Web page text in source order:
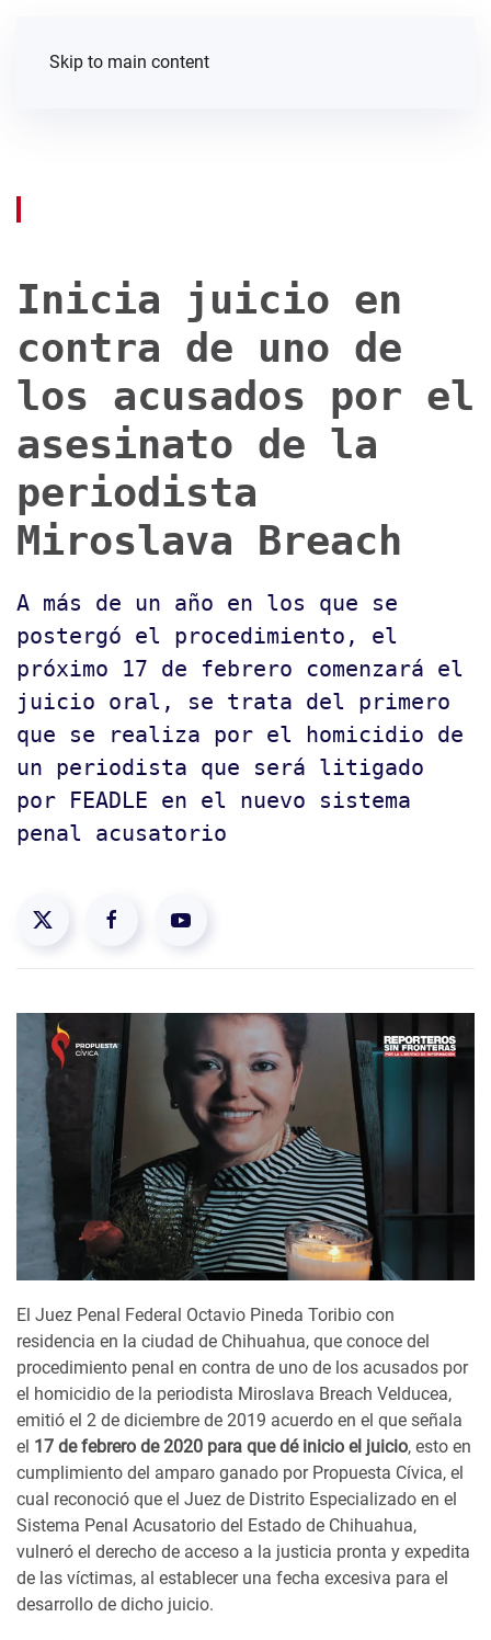
Skip to main content
Inicia juicio en
contra de uno de
los acusados por el
asesinato de la
periodista
Miroslava Breach
A más de un año en los que se
postergó el procedimiento, el
próximo 17 de febrero comenzará el
juicio oral, se trata del primero
que se realiza por el homicidio de
un periodista que será litigado
por FEADLE en el nuevo sistema
penal acusatorio
El Juez Penal Federal Octavio Pineda Toribio con
residencia en la ciudad de Chihuahua, que conoce del
procedimiento penal en contra de uno de los acusados por
el homicidio de la periodista Miroslava Breach Velducea,
emitió el 2 de diciembre de 2019 acuerdo en el que señala
el 17 de febrero de 2020 para que dé inicio el juicio, esto en
cumplimiento del amparo ganado por Propuesta Cívica, el
cual reconoció que el Juez de Distrito Especializado en el
Sistema Penal Acusatorio del Estado de Chihuahua,
vulneró el derecho de acceso a la justicia pronta y expedita
de las víctimas, al establecer una fecha excesiva para el
desarrollo de dicho juicio.